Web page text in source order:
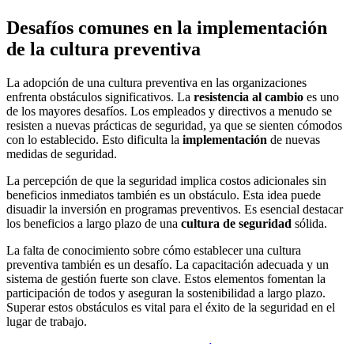
Desafíos comunes en la implementación
de la cultura preventiva
La adopción de una cultura preventiva en las organizaciones
enfrenta obstáculos significativos. La resistencia al cambio es uno
de los mayores desafíos. Los empleados y directivos a menudo se
resisten a nuevas prácticas de seguridad, ya que se sienten cómodos
con lo establecido. Esto dificulta la implementación de nuevas
medidas de seguridad.
La percepción de que la seguridad implica costos adicionales sin
beneficios inmediatos también es un obstáculo. Esta idea puede
disuadir la inversión en programas preventivos. Es esencial destacar
los beneficios a largo plazo de una cultura de seguridad sólida.
La falta de conocimiento sobre cómo establecer una cultura
preventiva también es un desafío. La capacitación adecuada y un
sistema de gestión fuerte son clave. Estos elementos fomentan la
participación de todos y aseguran la sostenibilidad a largo plazo.
Superar estos obstáculos es vital para el éxito de la seguridad en el
lugar de trabajo.